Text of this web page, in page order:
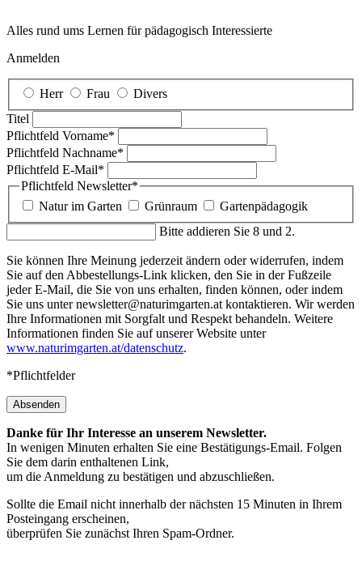
Alles rund ums Lernen für pädagogisch Interessierte
Anmelden
Herr Frau
Divers
Titel
Pflichtfeld Vorname*
Pflichtfeld Nachname*
Pflichtfeld E-Mail*
Pflichtfeld Newsletter*
Natur im Garten
Grünraum
Gartenpädagogik
Bitte addieren Sie 8 und 2.
Sie können Ihre Meinung jederzeit ändern oder widerrufen, indem
Sie auf den Abbestellungs-Link klicken, den Sie in der Fußzeile
jeder E-Mail, die Sie von uns erhalten, finden können, oder indem
Sie uns unter newsletter@naturimgarten.at kontaktieren. Wir werden
Ihre Informationen mit Sorgfalt und Respekt behandeln. Weitere
Informationen finden Sie auf unserer Website unter
www.naturimgarten.at/datenschutz.
*Pflichtfelder
Absenden
Danke für Ihr Interesse an unserem Newsletter.
In wenigen Minuten erhalten Sie eine Bestätigungs-Email. Folgen
Sie dem darin enthaltenen Link,
um die Anmeldung zu bestätigen und abzuschließen.
Sollte die Email nicht innerhalb der nächsten 15 Minuten in Ihrem
Posteingang erscheinen,
überprüfen Sie zunächst Ihren Spam-Ordner.